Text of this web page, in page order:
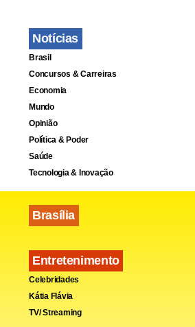
Notícias
Brasil
Concursos & Carreiras
Economia
Mundo
Opinião
Política & Poder
Saúde
Tecnologia & Inovação
Brasília
Entretenimento
Celebridades
Kátia Flávia
TV/ Streaming